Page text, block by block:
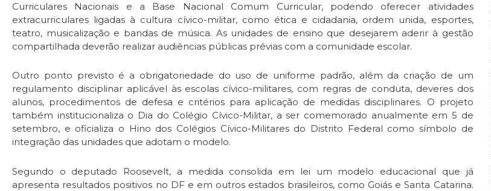
Curriculares Nacionais e a Base Nacional Comum Curricular, podendo oferecer atividades
extracurriculares ligadas à cultura cívico-militar, como ética e cidadania, ordem unida, esportes,
teatro, musicalização e bandas de música. As unidades de ensino que desejarem aderir à gestão
compartilhada deverão realizar audiências públicas prévias com a comunidade escolar.
Outro ponto previsto é a obrigatoriedade do uso de uniforme padrão, além da criação de um
regulamento disciplinar aplicável às escolas cívico-militares, com regras de conduta, deveres dos
alunos, procedimentos de defesa e critérios para aplicação de medidas disciplinares. O projeto
também institucionaliza o Dia do Colégio Cívico-Militar, a ser comemorado anualmente em 5 de
setembro, e oficializa o Hino dos Colégios Cívico-Militares do Distrito Federal como símbolo de
integração das unidades que adotam o modelo.
Segundo o deputado Roosevelt, a medida consolida em lei um modelo educacional que já
apresenta resultados positivos no DF e em outros estados brasileiros, como Goiás e Santa Catarina.